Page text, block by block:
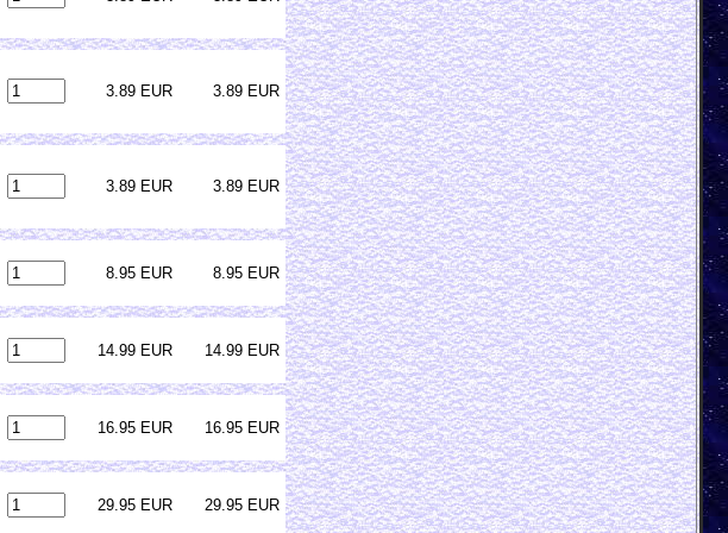
3.89 EUR 3.89 EUR
3.89 EUR 3.89 EUR
8.95 EUR 8.95 EUR
14.99 EUR 14.99 EUR
16.95 EUR 16.95 EUR
29.95 EUR 29.95 EUR